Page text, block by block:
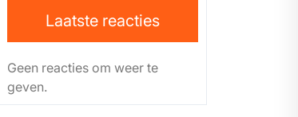
Laatste reacties
Geen reacties om weer te
geven.